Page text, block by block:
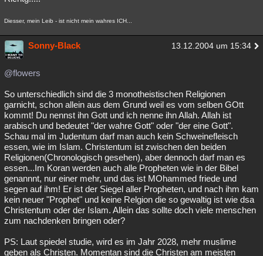
Philosophie Träume Literatur
Astronomie
Musik Clash Verbesserungen Allmystery English
Übersichten
Besucht Teilgenommen Alle Neue Geschlossen
Lesenswert Schlüsselwörter
Diesser, mein Leib - ist nicht mein wahres ICH...
Sonny-Black 13.12.2004 um 15:34
@flowers
So unterschiedlich sind die 3 monotheistischen Religionen
garnicht, schon allein aus dem Grund weil es vom selben GOtt
kommt! Du nennst ihn Gott und ich nenne ihn Allah. Allah ist
arabisch und bedeutet "der wahre Gott" oder "der eine Gott".
Schau mal im Judentum darf man auch kein Schweinefleisch
essen, wie im Islam. Christentum ist zwischen den beiden
Religionen(Chronologisch gesehen), aber dennoch darf man es
essen...Im Koran werden auch alle Propheten wie in der Bibel
genannnt, nur einer mehr, und das ist MOhammed friede und
segen auf ihm! Er ist der Siegel aller Propheten, und nach ihm kam
kein neuer "Prophet" und keine Relgion die so gewaltig ist wie dsa
Christentum oder der Islam. Allein das sollte doch viele menschen
zum nachdenken bringen oder?
PS: Laut spiedel studie, wird es im Jahr 2028, mehr muslime
geben als Christen. Momentan sind die Christen am meisten